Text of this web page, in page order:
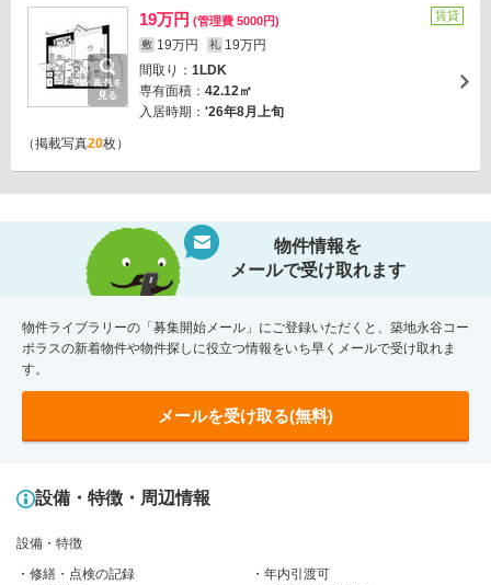
画像を
見る
19万円 (管理費 5000円)
敷 19万円 礼 19万円
間取り： 1LDK
専有面積： 42.12㎡
入居時期： '26年8月上旬
賃貸
（掲載写真20枚）
物件情報を
メールで受け取れます
物件ライブラリーの「募集開始メール」にご登録いただくと、築地永谷コー
ポラスの新着物件や物件探しに役立つ情報をいち早くメールで受け取れま
す。
メールを受け取る(無料)
設備・特徴・周辺情報
設備・特徴
修繕・点検の記録
年内引渡可